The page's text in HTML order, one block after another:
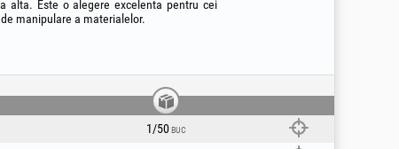
alta. Este o alegere excelenta pentru cei
manipulare a materialelor.
1/50BUC